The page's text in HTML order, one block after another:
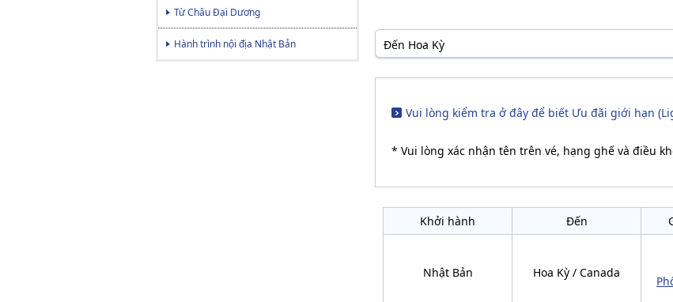
Từ Châu Đại Dương
Hành trình nội địa Nhật Bản Đến Hoa Kỳ
Vui lòng kiểm tra ở đây để biết Ưu đãi giới hạn
* Vui lòng xác nhận tên trên vé, hạng ghế và điều
Khởi hành Đến
Nhật Bản Hoa Kỳ / Canada